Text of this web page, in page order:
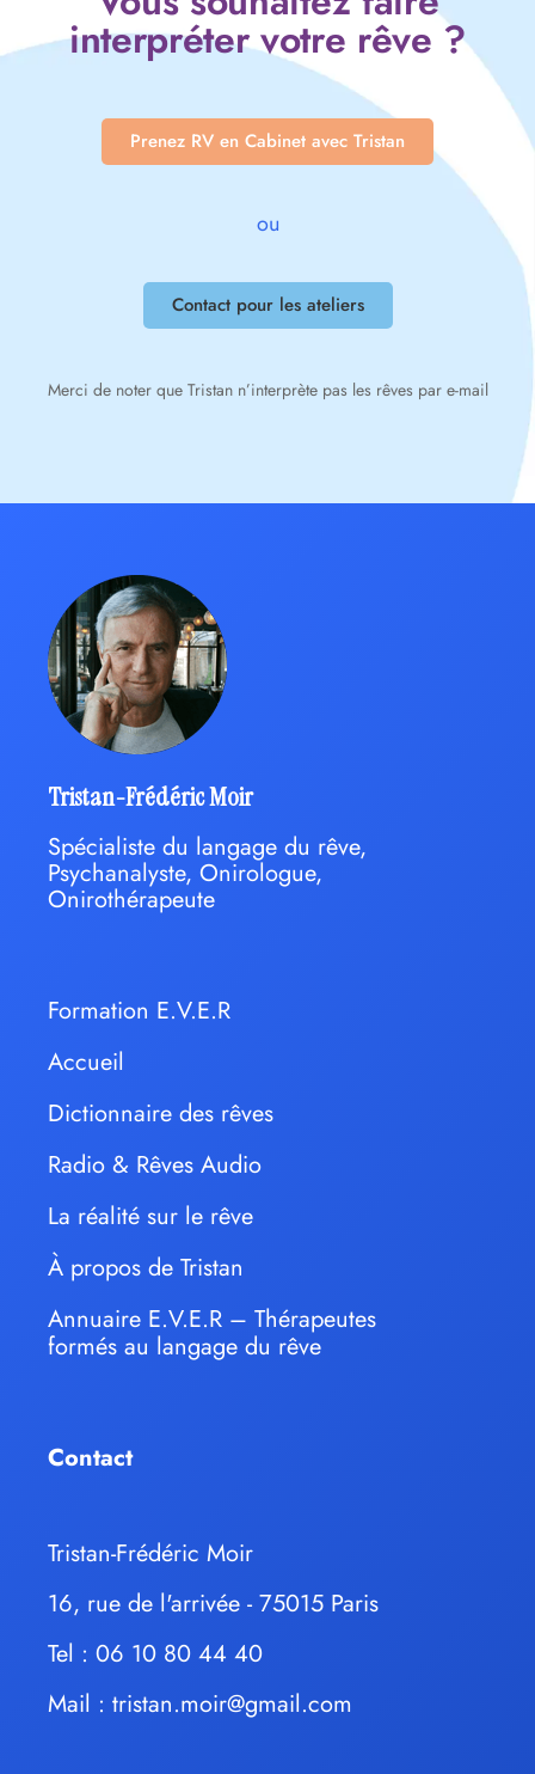
interpréter votre rêve ?
Prenez RV en Cabinet avec Tristan
ou
Contact pour les ateliers
Merci de noter que Tristan n’interprète pas les rêves par e-mail
Tristan-Frédéric Moir
Spécialiste du langage du rêve,
Psychanalyste, Onirologue,
Onirothérapeute
Formation E.V.E.R
Accueil
Dictionnaire des rêves
Radio & Rêves Audio
La réalité sur le rêve
À propos de Tristan
Annuaire E.V.E.R – Thérapeutes
formés au langage du rêve
Contact
Tristan-Frédéric Moir
16, rue de l'arrivée - 75015 Paris
Tel : 06 10 80 44 40
Mail : tristan.moir@gmail.com